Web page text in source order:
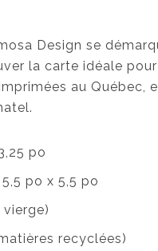
Design se
la carte idéale
au Québec,
po
po x 5,5 po
recyclées)